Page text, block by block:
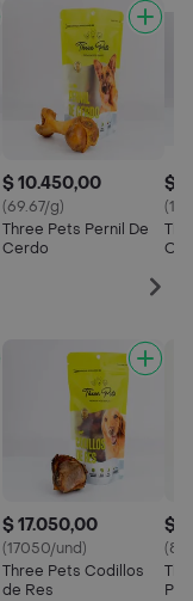
$ 10.450,00
(69.67/g)
Three Pets Pernil De
Cerdo
$
$ 17.050,00
(17050/und)
Three Pets Codillos
de Res
$